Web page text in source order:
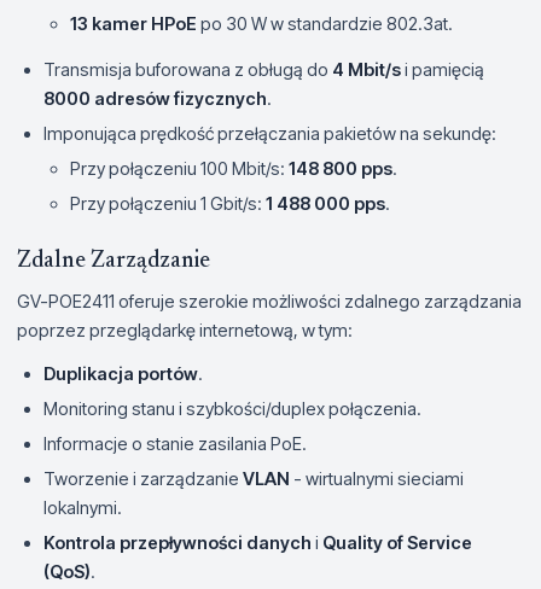
13 kamer HPoE po 30 W w standardzie 802.3at.
Transmisja buforowana z obługą do 4 Mbit/si pamięcią
8000 adresów fizycznych.
Imponująca prędkość przełączania pakietów na sekundę:
Przy połączeniu 100 Mbit/s: 148 800 pps.
Przy połączeniu 1 Gbit/s: 1 488 000 pps.
Zdalne Zarządzanie
GV-POE2411 oferuje szerokie możliwości zdalnego zarządzania
poprzez przeglądarkę internetową, w tym:
Duplikacja portów.
Monitoring stanu i szybkości/duplex połączenia.
Informacje o stanie zasilania PoE.
Tworzenie i zarządzanie VLAN - wirtualnymi sieciami
lokalnymi.
Kontrola przepływności danych i Quality of Service
(QoS).